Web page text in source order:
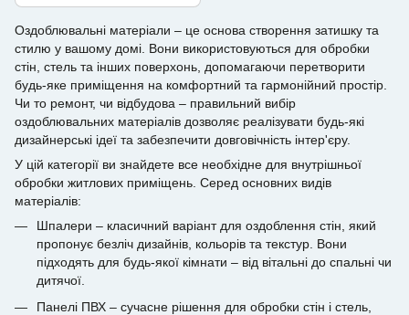
Оздоблювальні матеріали – це основа створення затишку та
стилю у вашому домі. Вони використовуються для обробки
стін, стель та інших поверхонь, допомагаючи перетворити
будь-яке приміщення на комфортний та гармонійний простір.
Чи то ремонт, чи відбудова – правильний вибір
оздоблювальних матеріалів дозволяє реалізувати будь-які
дизайнерські ідеї та забезпечити довговічність інтер'єру.
У цій категорії ви знайдете все необхідне для внутрішньої
обробки житлових приміщень. Серед основних видів
матеріалів:
Шпалери – класичний варіант для оздоблення стін, який
пропонує безліч дизайнів, кольорів та текстур. Вони
підходять для будь-якої кімнати – від вітальні до спальні чи
дитячої.
Панелі ПВХ – сучасне рішення для обробки стін і стель,